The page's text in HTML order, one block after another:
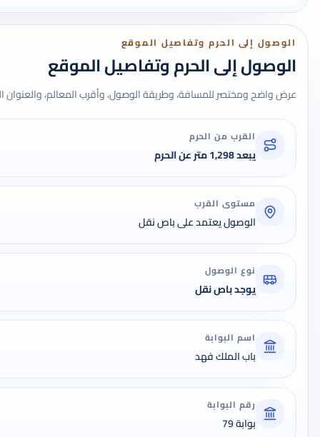
الوصول إلى الحرم وتفاصيل الموقع
الوصول إلى الحرم وتفاصيل الموقع
عرض واضح ومختصر للمسافة، وطريقة الوصول، وأقرب المعالم، والعنوان
القرب من الحرم
يبعد 1,298 متر عن الحرم
مستوى القرب
الوصول يعتمد على باص نقل
نوع الوصول
يوجد باص نقل
اسم البوابة
باب الملك فهد
رقم البوابة
بوابة 79